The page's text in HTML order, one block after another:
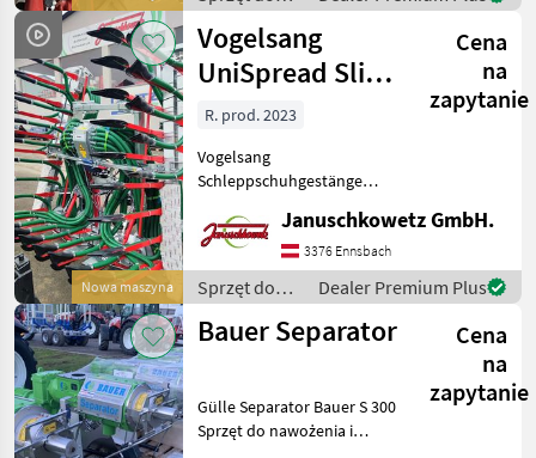
nawożenia i
nawadniania
/ Bauer
Nowa maszyna
Vogelsang
UniSpread Slide
9 m
Cena
na
zapytanie
R. prod. 2023
Vogelsang
Schleppschuhgestänge
hydraulische Klappung,
zum nachrüsten für alle
gängigen Marken
Güllefässer. Fragen sie uns
um ein Angebot ! - Dre
Januschkowetz GmbH.
3376 Ennsbach
Sprzęt do
nawożenia i
nawadniania
Dealer Premium Plus
Bauer Separator
Cena
na
zapytanie
Gülle Separator Bauer S 300
Sprzęt do nawożenia i